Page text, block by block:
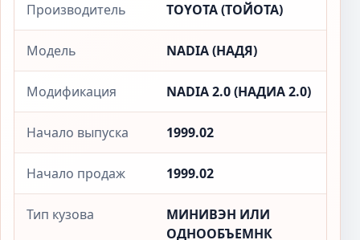
Производитель TOYOTA (ТОЙОТА)
Модель NADIA (НАДЯ)
Модификация NADIA 2.0 (НАДИА 2.0)
Начало выпуска 1999.02
Начало продаж 1999.02
Тип кузова
МИНИВЭН ИЛИ
ОДНООБЪЕМНК